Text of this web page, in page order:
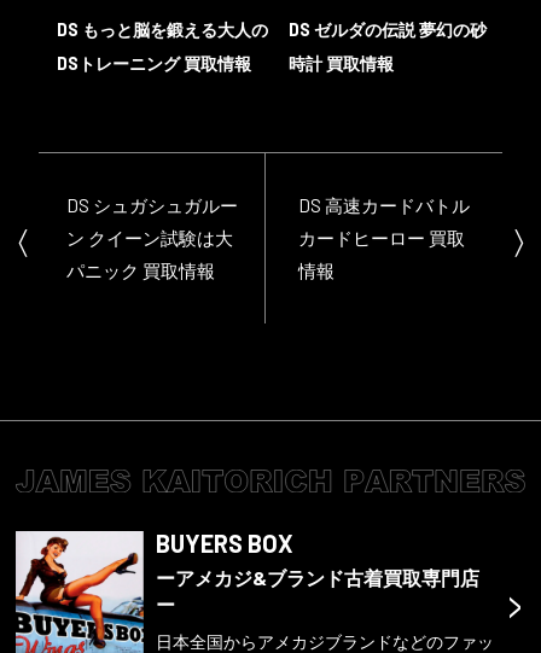
DS もっと脳を鍛える大人の
DSトレーニング 買取情報
DS ゼルダの伝説 夢幻の砂
時計 買取情報
DS シュガシュガルー
ン クイーン試験は大
パニック 買取情報
DS 高速カードバトル
カードヒーロー 買取
情報
>
BUYERS BOX
ーアメカジ&ブランド古着買取専門店
ー
日本全国からアメカジブランドなどのファッ